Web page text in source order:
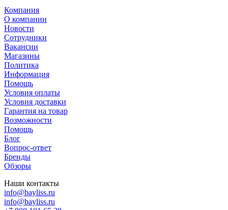
Компания
О компании
Новости
Сотрудники
Вакансии
Магазины
Политика
Информация
Помощь
Условия оплаты
Условия доставки
Гарантия на товар
Возможности
Помощь
Блог
Вопрос-ответ
Бренды
Обзоры
Наши контакты
info@bayliss.ru
info@bayliss.ru